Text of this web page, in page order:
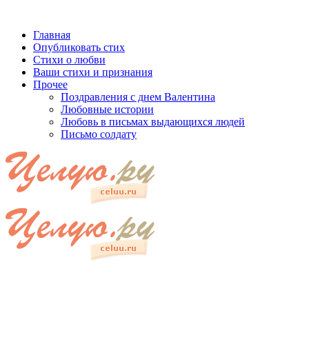
Главная
Опубликовать стих
Стихи о любви
Ваши стихи и признания
Прочее
Поздравления с днем Валентина
Любовные истории
Любовь в письмах выдающихся людей
Письмо солдату